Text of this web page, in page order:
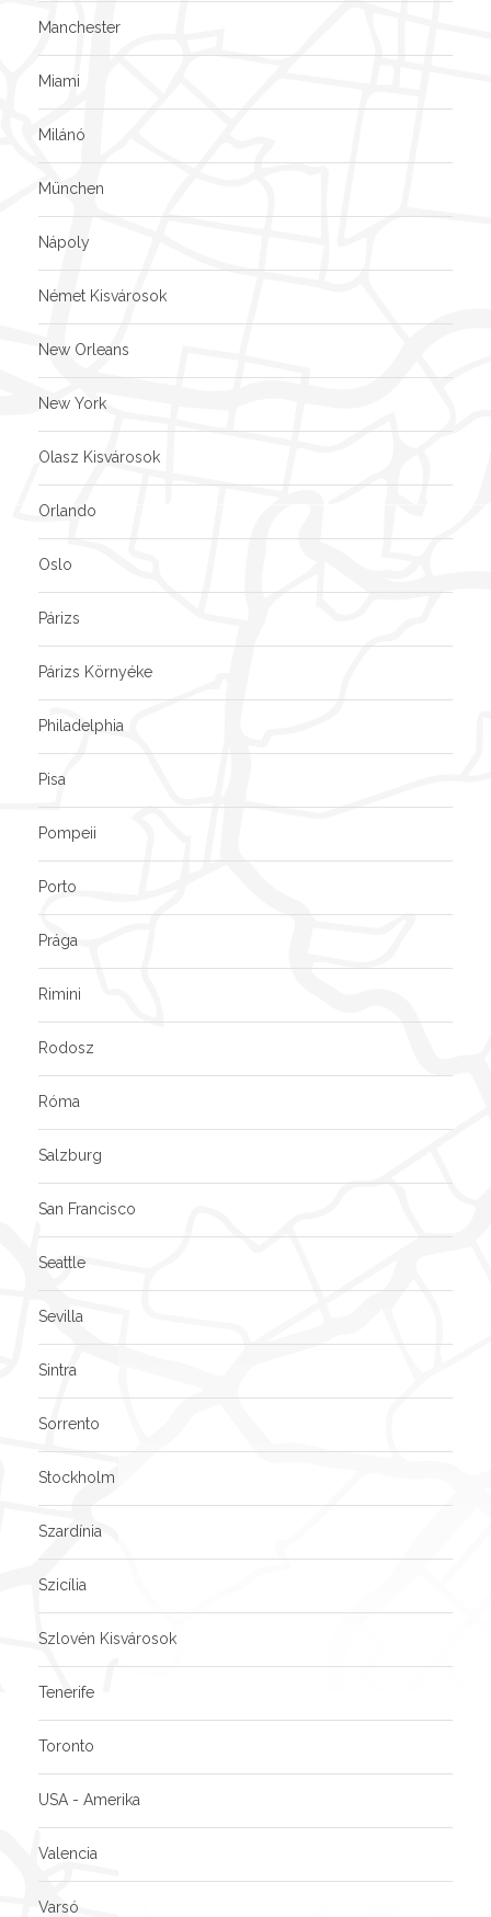
Manchester
Miami
Milánó
München
Nápoly
Német Kisvárosok
New Orleans
New York
Olasz Kisvárosok
Orlando
Oslo
Párizs
Párizs Környéke
Philadelphia
Pisa
Pompeii
Porto
Prága
Rimini
Rodosz
Róma
Salzburg
San Francisco
Seattle
Sevilla
Sintra
Sorrento
Stockholm
Szardínia
Szicília
Szlovén Kisvárosok
Tenerife
Toronto
USA - Amerika
Valencia
Varsó